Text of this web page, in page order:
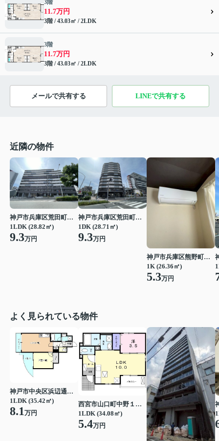
3階
11.7万円
3階 / 43.03㎡ / 2LDK
3階
11.7万円
3階 / 43.03㎡ / 2LDK
メールで共有する LINEで共有する
近隣の物件
神戸市兵庫区荒田町１丁目
1LDK (28.82㎡)
9.3万円
神戸市兵庫区荒田町１丁目
1DK (28.71㎡)
9.3万円
神戸市兵庫区熊野町５丁目
1K (26.36㎡)
5.3万円
よく見られている物件
神戸市中央区浜辺通３丁目
1LDK (35.42㎡)
8.1万円
西宮市山口町中野１丁目
1LDK (34.08㎡)
5.4万円